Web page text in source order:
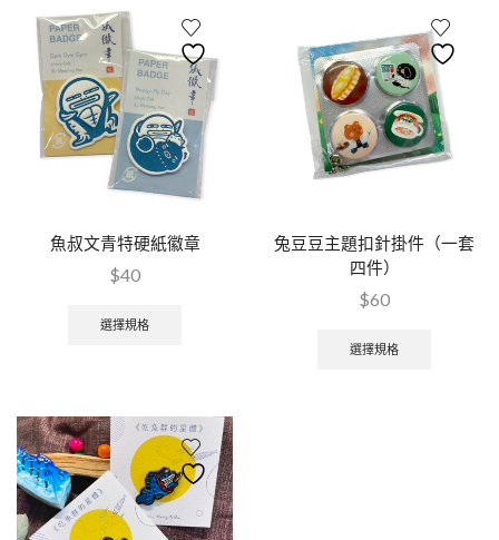
魚叔文青特硬紙徽章
$40
選擇規格
兔豆豆主題扣針掛件（一套
四件）
$60
選擇規格